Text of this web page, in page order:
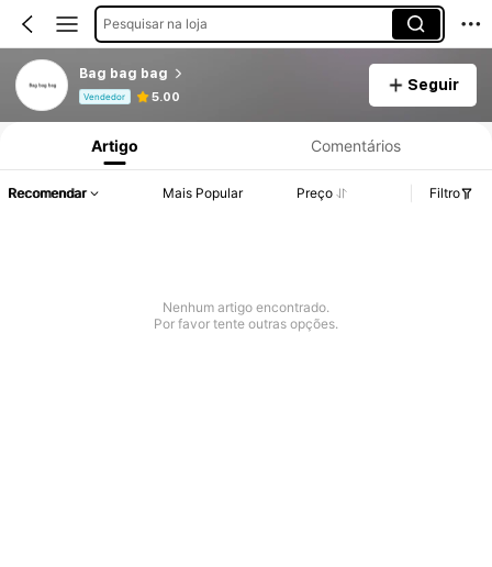
Pesquisar na loja
Bag bag bag
Vendedor 5.00
Seguir
Informações do Produto: Divulgação de Preço, Vendas e Detalhes de Stock.
Artigo Comentários
Recomendar Mais Popular Preço Filtro
Nenhum artigo encontrado.
Por favor tente outras opções.